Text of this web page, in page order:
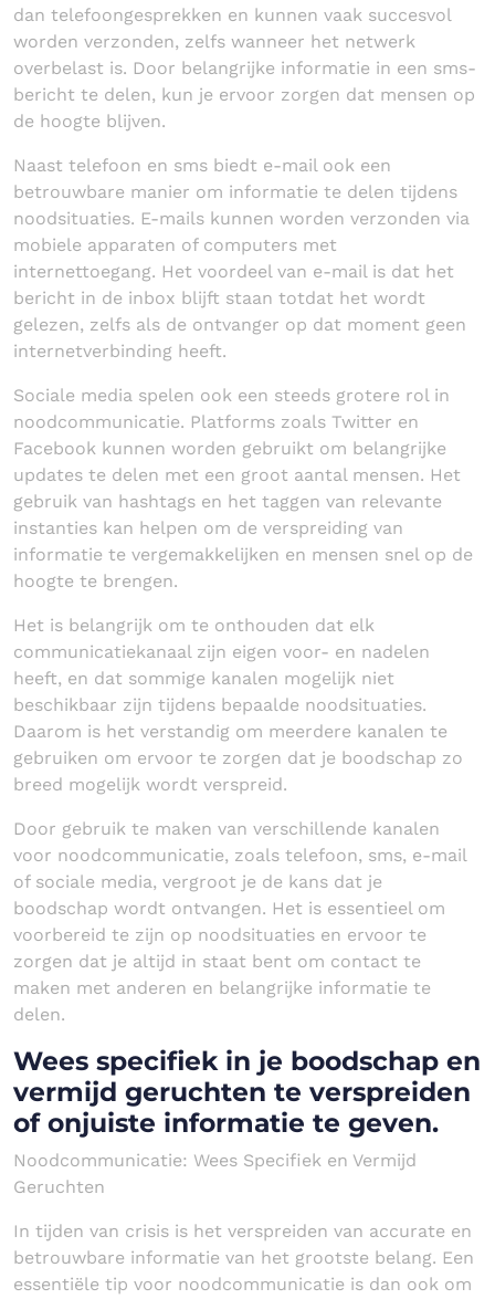
dan telefoongesprekken en kunnen vaak succesvol
worden verzonden, zelfs wanneer het netwerk
overbelast is. Door belangrijke informatie in een sms-
bericht te delen, kun je ervoor zorgen dat mensen op
de hoogte blijven.
Naast telefoon en sms biedt e-mail ook een
betrouwbare manier om informatie te delen tijdens
noodsituaties. E-mails kunnen worden verzonden via
mobiele apparaten of computers met
internettoegang. Het voordeel van e-mail is dat het
bericht in de inbox blijft staan totdat het wordt
gelezen, zelfs als de ontvanger op dat moment geen
internetverbinding heeft.
Sociale media spelen ook een steeds grotere rol in
noodcommunicatie. Platforms zoals Twitter en
Facebook kunnen worden gebruikt om belangrijke
updates te delen met een groot aantal mensen. Het
gebruik van hashtags en het taggen van relevante
instanties kan helpen om de verspreiding van
informatie te vergemakkelijken en mensen snel op de
hoogte te brengen.
Het is belangrijk om te onthouden dat elk
communicatiekanaal zijn eigen voor- en nadelen
heeft, en dat sommige kanalen mogelijk niet
beschikbaar zijn tijdens bepaalde noodsituaties.
Daarom is het verstandig om meerdere kanalen te
gebruiken om ervoor te zorgen dat je boodschap zo
breed mogelijk wordt verspreid.
Door gebruik te maken van verschillende kanalen
voor noodcommunicatie, zoals telefoon, sms, e-mail
of sociale media, vergroot je de kans dat je
boodschap wordt ontvangen. Het is essentieel om
voorbereid te zijn op noodsituaties en ervoor te
zorgen dat je altijd in staat bent om contact te
maken met anderen en belangrijke informatie te
delen.
Wees specifiek in je boodschap en
vermijd geruchten te verspreiden
of onjuiste informatie te geven.
Noodcommunicatie: Wees Specifiek en Vermijd
Geruchten
In tijden van crisis is het verspreiden van accurate en
betrouwbare informatie van het grootste belang. Een
essentiële tip voor noodcommunicatie is dan ook om